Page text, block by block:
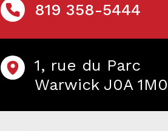
819 358-5444
1, rue du Parc
Warwick J0A 1M0